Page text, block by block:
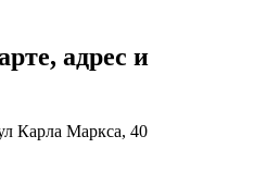
адрес и
Карла Маркса, 40